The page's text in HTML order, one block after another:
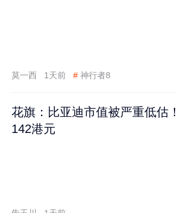
莫一西 1天前 # 神行者8
花旗：比亚迪市值被严重低估
142港元